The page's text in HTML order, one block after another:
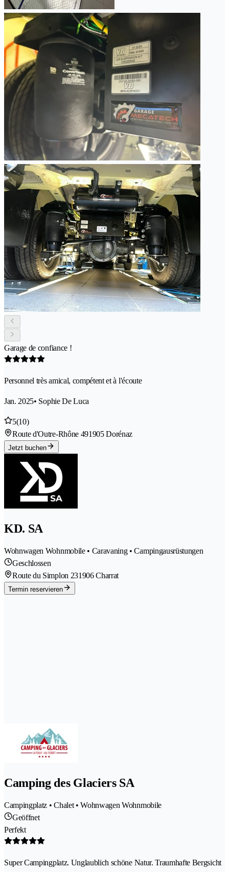
Garage de confiance !
Personnel très amical, compétent et à l'écoute
Jan. 2025• Sophie De Luca
5(10)
Route d'Outre-Rhône 491905 Dorénaz
Jetzt buchen
KD. SA
Wohnwagen Wohnmobile • Caravaning • Campingausrüstungen
Geschlossen
Route du Simplon 231906 Charrat
Termin reservieren
Camping des Glaciers SA
Campingplatz • Chalet • Wohnwagen Wohnmobile
Geöffnet
Perfekt
Super Campingplatz. Unglaublich schöne Natur. Traumhafte Bergsicht